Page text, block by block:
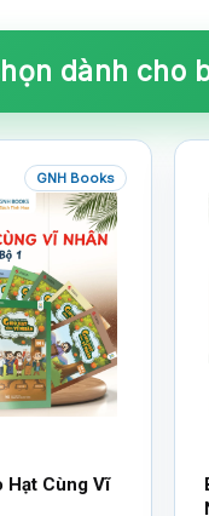
dành cho
GNH Books
Hạt Cùng Vĩ